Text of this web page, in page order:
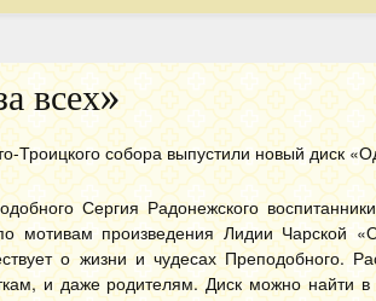
всех»
Троицкого собора выпустили новый диск
Сергия Радонежского
мотивам произведения Лидии Чарской
о жизни и чудесах Преподобного.
и даже родителям. Диск можно найти в